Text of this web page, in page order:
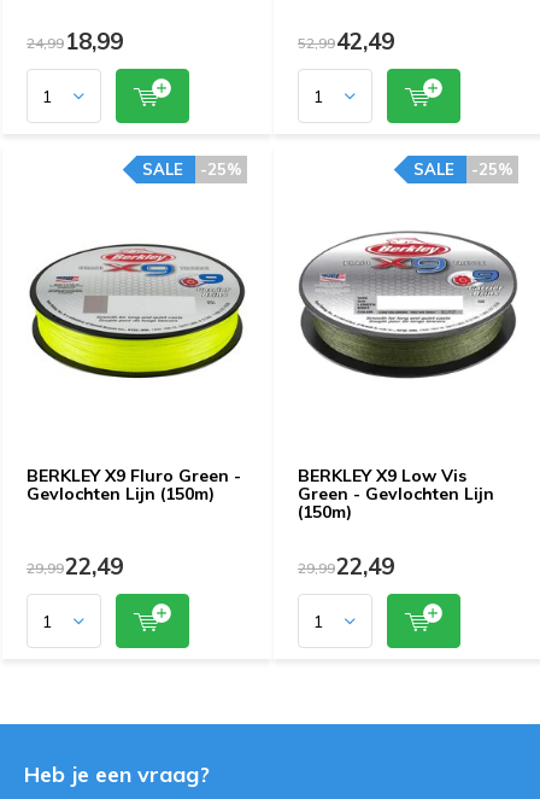
24,9918,99 52,9942,49
BERKLEY X9 Fluro Green -
Gevlochten Lijn (150m)
-25%
SALE
29,9922,49
BERKLEY X9 Low Vis
Green - Gevlochten Lijn
(150m)
-25%
SALE
29,9922,49
Heb je een vraag?